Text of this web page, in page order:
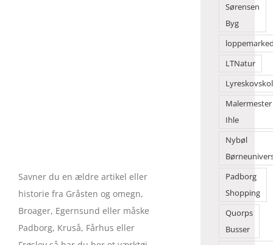
Savner du en ældre artikel eller
historie fra Gråsten og omegn,
Broager, Egernsund eller måske
Padborg, Kruså, Fårhus eller
Sørensen
Byg
LTNatur
Malermester
Ihle
Nybøl
Padborg
Shopping
Quorps
Busser